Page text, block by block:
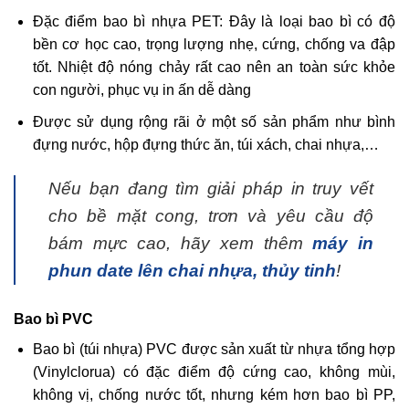
Đặc điểm bao bì nhựa PET: Đây là loại bao bì có độ
bền cơ học cao, trọng lượng nhẹ, cứng, chống va đập
tốt. Nhiệt độ nóng chảy rất cao nên an toàn sức khỏe
con người, phục vụ in ấn dễ dàng
Được sử dụng rộng rãi ở một số sản phẩm như bình
đựng nước, hộp đựng thức ăn, túi xách, chai nhựa,…
Nếu bạn đang tìm giải pháp in truy vết
cho bề mặt cong, trơn và yêu cầu độ
bám mực cao, hãy xem thêmmáy in
phun date lên chai nhựa, thủy tinh!
Bao bì PVC
Bao bì (túi nhựa) PVC được sản xuất từ nhựa tổng hợp
(Vinylclorua) có đặc điểm độ cứng cao, không mùi,
không vị, chống nước tốt, nhưng kém hơn bao bì PP,